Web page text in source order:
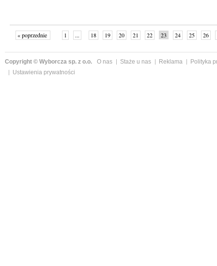
« poprzednie 1 ... 18 19 20 21 22 23 24 25 26
Copyright © Wyborcza sp. z o.o. O nas Staże u nas Reklama
Polityka
Ustawienia prywatności